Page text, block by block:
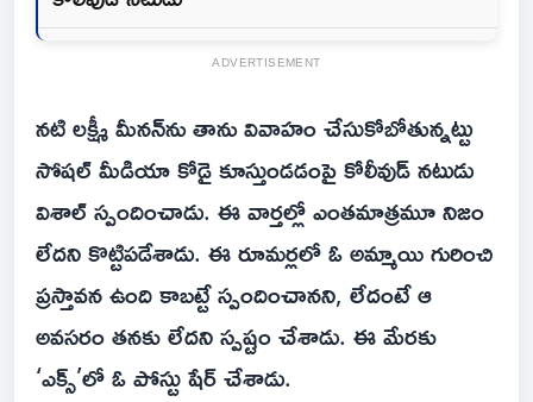
ADVERTISEMENT
నటి లక్ష్మీ మీనన్‌ను తాను వివాహం చేసుకోబోతున్నట్టు
సోషల్ మీడియా కోడై కూస్తుండడంపై కోలీవుడ్ నటుడు
విశాల్ స్పందించాడు. ఈ వార్తల్లో ఎంతమాత్రమూ నిజం
లేదని కొట్టిపడేశాడు. ఈ రూమర్లలో ఓ అమ్మాయి గురించి
ప్రస్తావన ఉంది కాబట్టే స్పందించానని, లేదంటే ఆ
అవసరం తనకు లేదని స్పష్టం చేశాడు. ఈ మేరకు
‘ఎక్స్’లో ఓ పోస్టు షేర్ చేశాడు.